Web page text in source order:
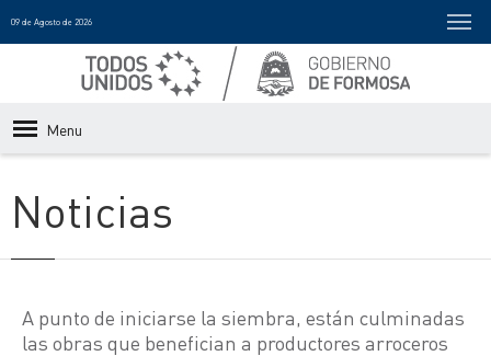
09 de Agosto de 2026
Menu
Noticias
A punto de iniciarse la siembra, están culminadas
las obras que benefician a productores arroceros